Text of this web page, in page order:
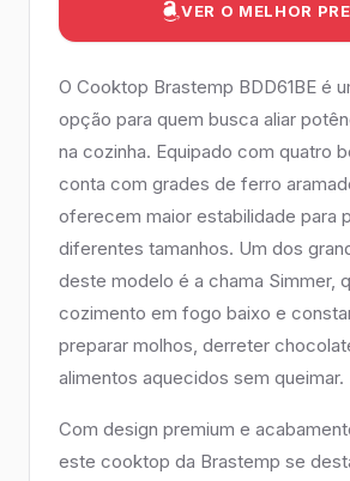
VER O MELHOR
O Cooktop Brastemp BDD61BE é
opção para quem busca aliar
na cozinha. Equipado com quatro
conta com grades de ferro
oferecem maior estabilidade para
diferentes tamanhos. Um dos
deste modelo é a chama Simmer,
cozimento em fogo baixo e
preparar molhos, derreter
alimentos aquecidos sem queimar.
Com design premium e
este cooktop da Brastemp se